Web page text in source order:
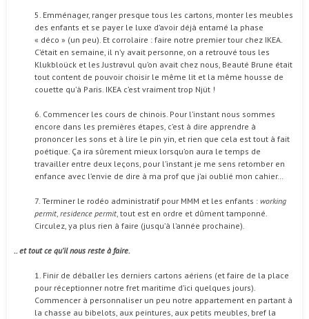
5. Emménager, ranger presque tous les cartons, monter les meubles
des enfants et se payer le luxe d’avoir déjà entamé la phase
« déco » (un peu). Et corrolaire : faire notre premier tour chez IKEA.
C’était en semaine, il n’y avait personne, on a retrouvé tous les
Klukbloück et les Justrøvul qu’on avait chez nous, Beauté Brune était
tout content de pouvoir choisir le même lit et la même housse de
couette qu’à Paris. IKEA c’est vraiment trop Njüt !
6. Commencer les cours de chinois. Pour l’instant nous sommes
encore dans les premières étapes, c’est à dire apprendre à
prononcer les sons et à lire le pin yin, et rien que cela est tout à fait
poétique. Ça ira sûrement mieux lorsqu’on aura le temps de
travailler entre deux leçons, pour l’instant je me sens retomber en
enfance avec l’envie de dire à ma prof que j’ai oublié mon cahier…
7. Terminer le rodéo administratif pour MMM et les enfants : working
permit, residence permit, tout est en ordre et dûment tamponné.
Circulez, ya plus rien à faire (jusqu’à l’année prochaine).
.. et tout ce qu’il nous reste à faire.
1. Finir de déballer les derniers cartons aériens (et faire de la place
pour réceptionner notre fret maritime d’ici quelques jours).
Commencer à personnaliser un peu notre appartement en partant à
la chasse au bibelots, aux peintures, aux petits meubles, bref la